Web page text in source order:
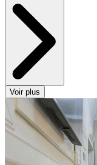
Voir plus